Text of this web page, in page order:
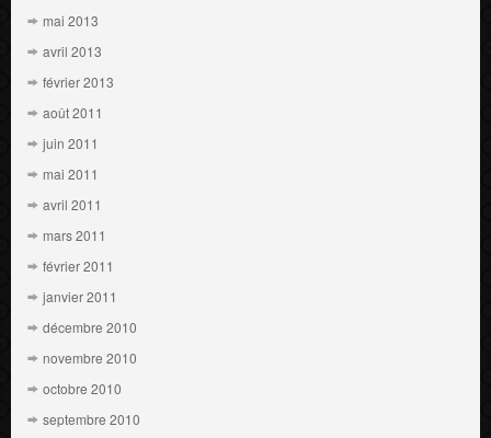
mai 2013
avril 2013
février 2013
août 2011
juin 2011
mai 2011
avril 2011
mars 2011
février 2011
janvier 2011
décembre 2010
novembre 2010
octobre 2010
septembre 2010